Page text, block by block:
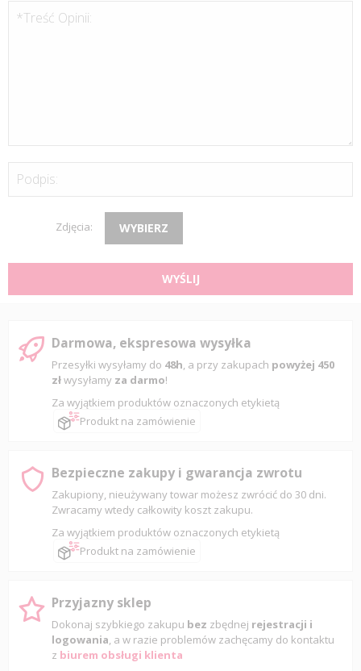
*Treść Opinii:
Podpis:
Zdjęcia: WYBIERZ
WYŚLIJ
Darmowa, ekspresowa wysyłka
Przesyłki wysyłamy do 48h , a przy zakupach powyżej 450
złwysyłamy za darmo!
Za wyjątkiem produktów oznaczonych etykietą
Produkt na zamówienie
Bezpieczne zakupy i gwarancja zwrotu
Zakupiony, nieużywany towar możesz zwrócić do 30 dni.
Zwracamy wtedy całkowity koszt zakupu.
Za wyjątkiem produktów oznaczonych etykietą
Produkt na zamówienie
Przyjazny sklep
Dokonaj szybkiego zakupu bez zbędnej rejestracji i
logowania, a w razie problemów zachęcamy do kontaktu
z biurem obsługi klienta